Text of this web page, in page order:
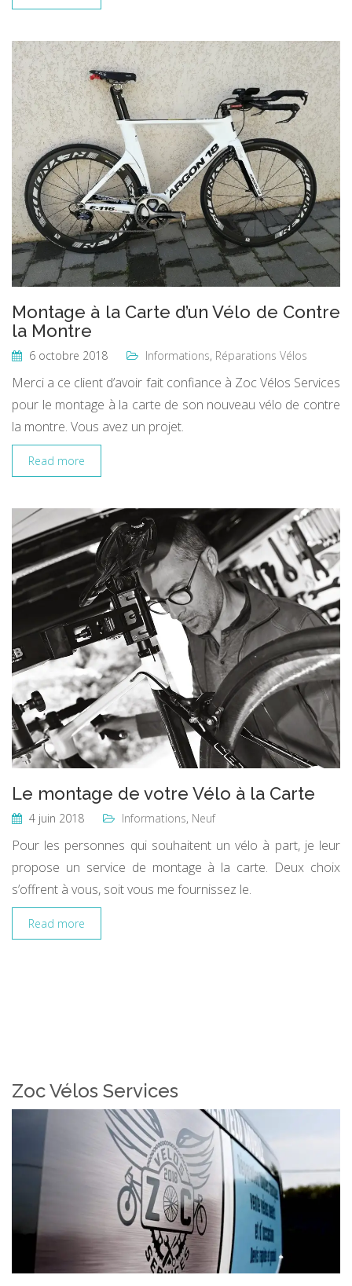
Montage à la Carte d’un Vélo de Contre
la Montre
6 octobre 2018 Informations, Réparations Vélos
Merci a ce client d’avoir fait confiance à Zoc Vélos Services
pour le montage à la carte de son nouveau vélo de contre
la montre. Vous avez un projet.
Read more
Le montage de votre Vélo à la Carte
4 juin 2018 Informations, Neuf
Pour les personnes qui souhaitent un vélo à part, je leur
propose un service de montage à la carte. Deux choix
s’offrent à vous, soit vous me fournissez le.
Read more
Zoc Vélos Services